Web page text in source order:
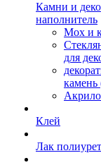
Камни и
наполнитель
Мох и
для
камень
Клей
Лак